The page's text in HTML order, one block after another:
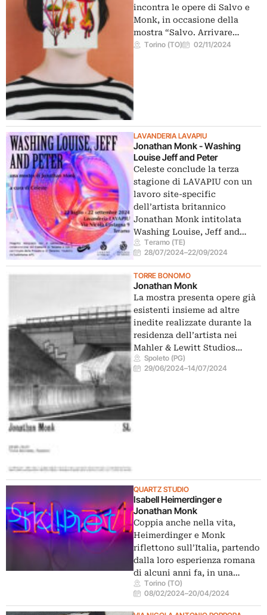
incontra le opere di Salvo e
Monk, in occasione della
mostra “Salvo. Arrivare…
Torino (TO) 02/11/2024
LAVANDERIA LAVAPIU
Jonathan Monk - Washing
Louise Jeff and Peter
Celeste conclude la terza
stagione di LAVAPIU con un
lavoro site-specific
dell’artista britannico
Jonathan Monk intitolata
Washing Louise, Jeff and…
Teramo (TE)
28/07/2024–22/09/2024
TORRE BONOMO
Jonathan Monk
La mostra presenta opere già
esistenti insieme ad altre
inedite realizzate durante la
residenza dell’artista nei
Mahler & Lewitt Studios…
Spoleto (PG)
29/06/2024–14/07/2024
QUARTZ STUDIO
Isabell Heimerdinger e
Jonathan Monk
Coppia anche nella vita,
Heimerdinger e Monk
riflettono sull’Italia, partendo
dalla loro esperienza romana
di alcuni anni fa, in una…
Torino (TO)
08/02/2024–20/04/2024